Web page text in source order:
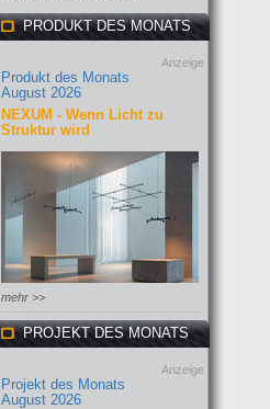
PRODUKT DES MONATS
Anzeige
Produkt des Monats
August 2026
NEXUM - Wenn Licht zu
Struktur wird
mehr >>
PROJEKT DES MONATS
Anzeige
Projekt des Monats
August 2026